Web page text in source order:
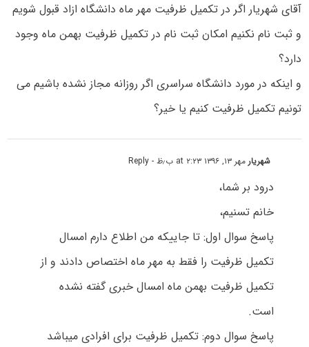
آقای شهریار اگر در تکمیل ظرفیت مهر ماه دانشگاه ازاد قبول شویم
و ثبت نام نکنیم امکان ثبت نام در تکمیل ظرفیت بهمن ماه وجود
دارد؟
و اینکه در مورد دانشگاه سراسری اگر روزانه مجاز نشده باشیم می
تونیم تکمیل ظرفیت کنیم یا خیر؟
شهریارمهر ۱۳, ۱۳۹۶ at ۲:۲۳ ب٫ظ - Reply
درود بر شما،
خانم تسنیم،
پاسخ سوال اول: تا جاییکه من اطلاع دارم امسال
تکمیل ظرفیت را فقط به مهر ماه اختصاص دادند و از
تکمیل ظرفیت بهمن ماه امسال خبری گفته نشده
است.
پاسخ سوال دوم: تکمیل ظرفیت برای افرادی میباشد